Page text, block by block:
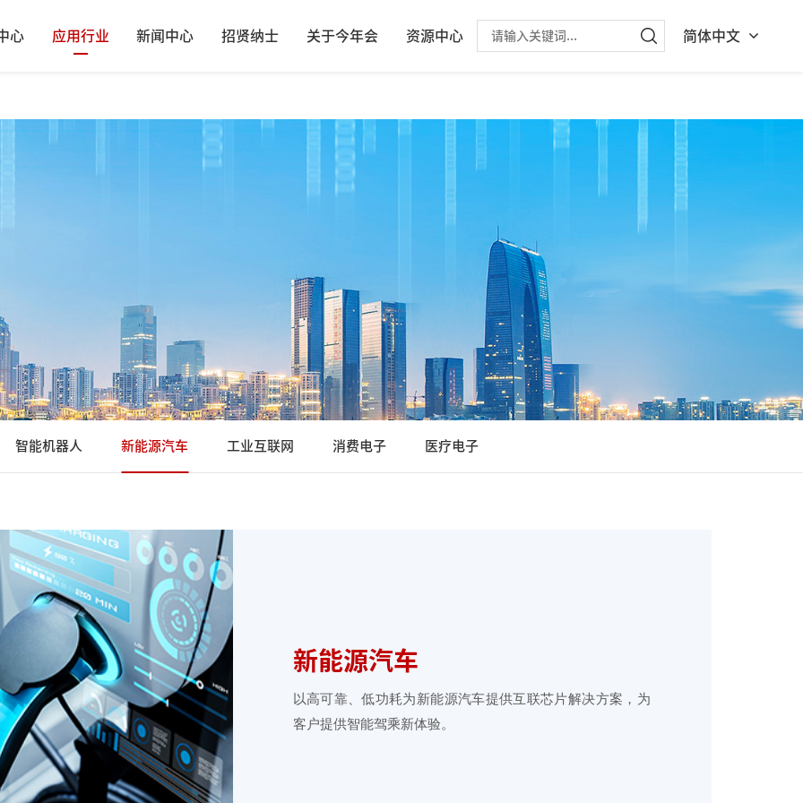
心 应用行业 新闻中心 招贤纳士 关于今年会 资源中心 简体中文
智能机器人 新能源汽车 工业互联网 消费电子 医疗电子
新能源汽车
以高可靠、低功耗为新能源汽车提供互联芯片解决方案，为
客户提供智能驾乘新体验。